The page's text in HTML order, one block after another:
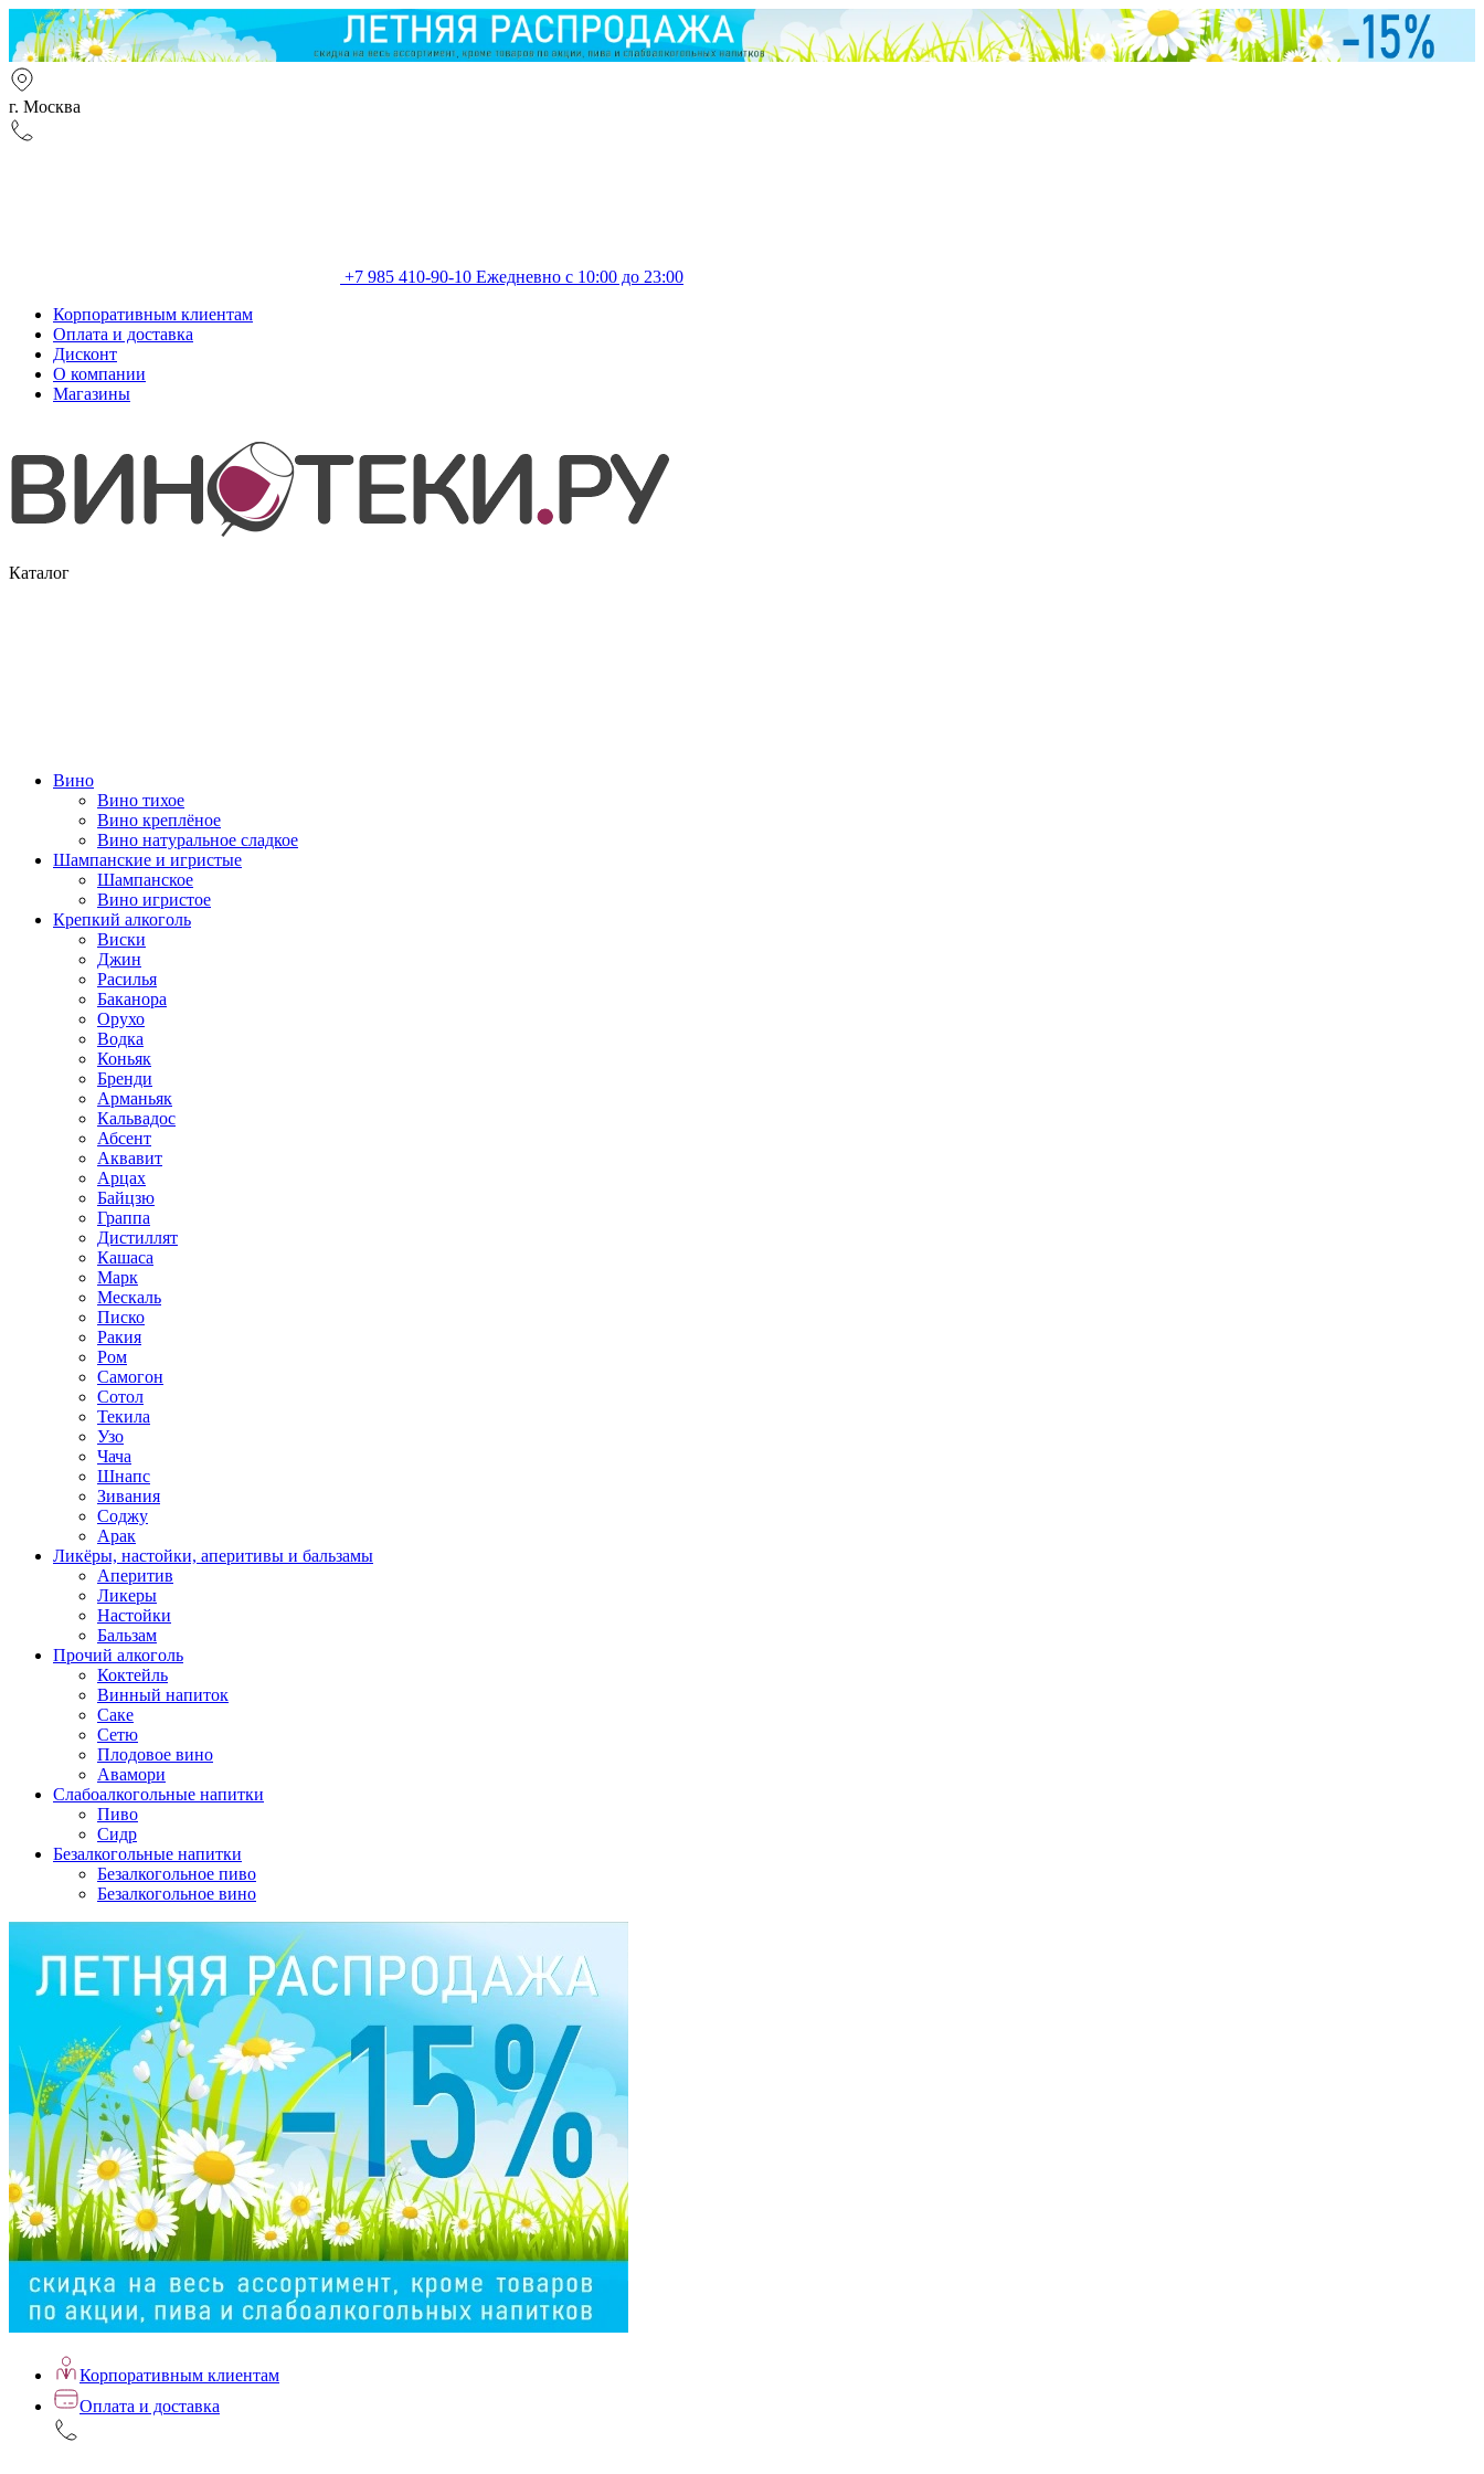
г. Москва
+7 985 410-90-10 Ежедневно с 10:00 до 23:00
Корпоративным клиентам
Оплата и доставка
Дисконт
О компании
Магазины
Каталог
Вино
Вино тихое
Вино креплёное
Вино натуральное сладкое
Шампанские и игристые
Шампанское
Вино игристое
Крепкий алкоголь
Виски
Джин
Расилья
Баканора
Орухо
Водка
Коньяк
Бренди
Арманьяк
Кальвадос
Абсент
Аквавит
Арцах
Байцзю
Граппа
Дистиллят
Кашаса
Марк
Мескаль
Писко
Ракия
Ром
Самогон
Сотол
Текила
Узо
Чача
Шнапс
Зивания
Соджу
Арак
Ликёры, настойки, аперитивы и бальзамы
Аперитив
Ликеры
Настойки
Бальзам
Прочий алкоголь
Коктейль
Винный напиток
Саке
Сетю
Плодовое вино
Авамори
Слабоалкогольные напитки
Пиво
Сидр
Безалкогольные напитки
Безалкогольное пиво
Безалкогольное вино
Корпоративным клиентам
Оплата и доставка